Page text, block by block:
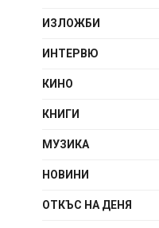
ИЗЛОЖБИ
ИНТЕРВЮ
КИНО
КНИГИ
МУЗИКА
НОВИНИ
ОТКЪС НА ДЕНЯ